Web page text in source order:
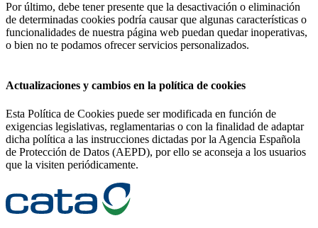
Por último, debe tener presente que la desactivación o eliminación
de determinadas cookies podría causar que algunas características o
funcionalidades de nuestra página web puedan quedar inoperativas,
o bien no te podamos ofrecer servicios personalizados.
Actualizaciones y cambios en la política de cookies
Esta Política de Cookies puede ser modificada en función de
exigencias legislativas, reglamentarias o con la finalidad de adaptar
dicha política a las instrucciones dictadas por la Agencia Española
de Protección de Datos (AEPD), por ello se aconseja a los usuarios
que la visiten periódicamente.